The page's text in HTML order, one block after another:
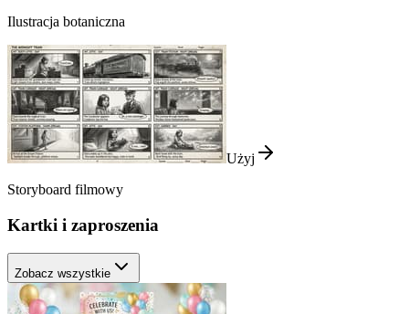
Ilustracja botaniczna
Użyj
Storyboard filmowy
Kartki i zaproszenia
Zobacz wszystkie